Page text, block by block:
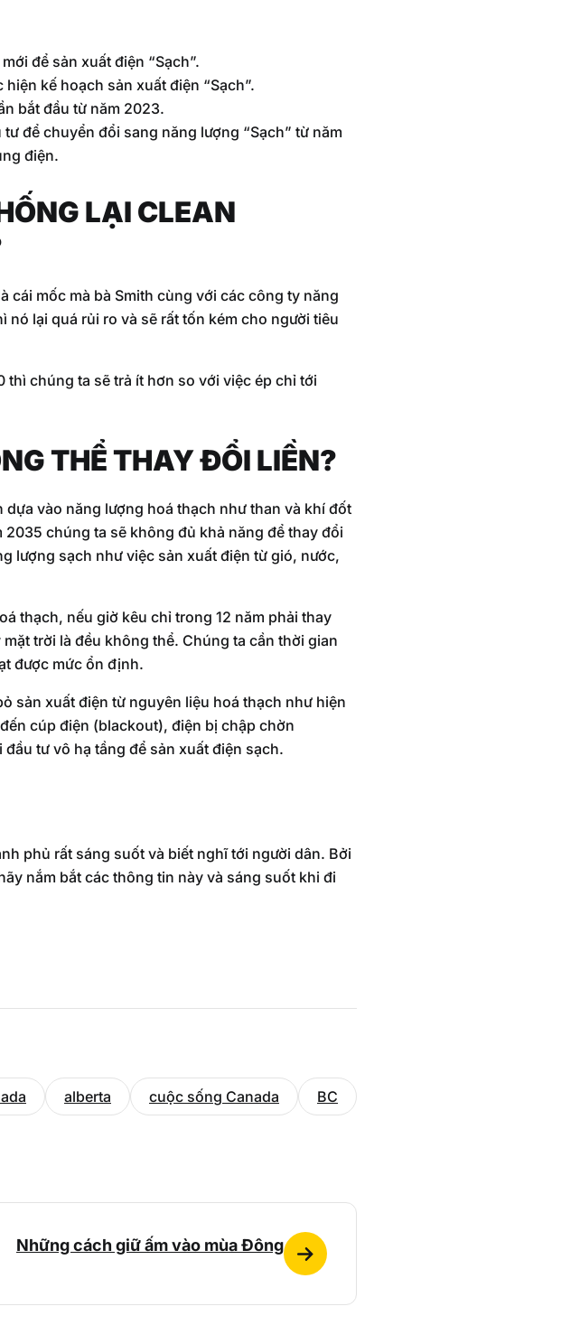
để sản xuất điện “Sạch”.
kế hoạch sản xuất điện “Sạch”.
bắt đầu từ năm 2023.
để chuyển đổi sang năng lượng “Sạch” từ năm
điện.
LẠI CLEAN
cái mốc mà bà Smith cùng với các công ty năng
lại quá rủi ro và sẽ rất tốn kém cho người tiêu
chúng ta sẽ trả ít hơn so với việc ép chỉ tới
THỂ THAY ĐỔI LIỀN?
vào năng lượng hoá thạch như than và khí đốt
chúng ta sẽ không đủ khả năng để thay đổi
lượng sạch như việc sản xuất điện từ gió, nước,
thạch, nếu giờ kêu chỉ trong 12 năm phải thay
trời là đều không thể. Chúng ta cần thời gian
được mức ổn định.
sản xuất điện từ nguyên liệu hoá thạch như hiện
cúp điện (blackout), điện bị chập chờn
tư vô hạ tầng để sản xuất điện sạch.
phủ rất sáng suốt và biết nghĩ tới người dân. Bởi
nắm bắt các thông tin này và sáng suốt khi đi
alberta cuộc sống Canada BC
Những cách giữ ấm vào mùa Đông